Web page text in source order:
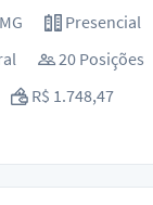
Presencial
20 Posições
R$ 1.748,47